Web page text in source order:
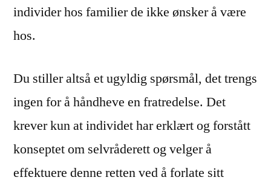
individer hos familier de ikke ønsker å være
hos.
Du stiller altså et ugyldig spørsmål, det trengs
ingen for å håndheve en fratredelse. Det
krever kun at individet har erklært og forstått
konseptet om selvråderett og velger å
effektuere denne retten ved å forlate sitt